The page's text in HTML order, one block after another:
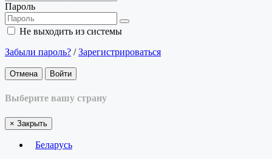
Пароль
Не выходить из системы
Забыли пароль? /Зарегистрироваться
Отмена Войти
Выберите вашу страну
× Закрыть
Беларусь